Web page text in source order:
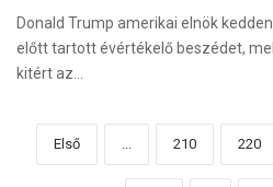
Donald Trump amerikai elnök
előtt tartott évértékelő beszédet,
kitért az…
Első ... 210 220